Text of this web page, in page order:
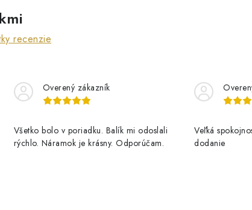
recenzie
Overený zákazník
Všetko bolo v poriadku. Balík mi odoslali
rýchlo. Náramok je krásny. Odporúčam.
Veľká
dodanie